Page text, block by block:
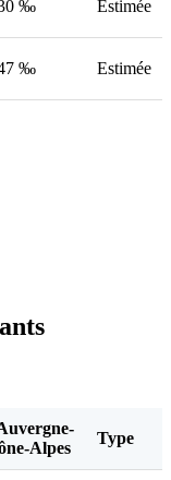
‰ Estimée
‰ Estimée
Alpes
Type